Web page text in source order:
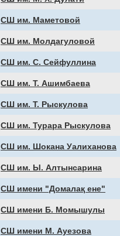
СШ им. Маметовой
СШ им. Молдагуловой
СШ им. С. Сейфуллина
СШ им. Т. Ашимбаева
СШ им. Т. Рыскулова
СШ им. Турара Рыскулова
СШ им. Шокана Уалиханова
СШ им. Ы. Алтынсарина
СШ имени "Домалақ ене"
СШ имени Б. Момышулы
СШ имени М. Ауезова